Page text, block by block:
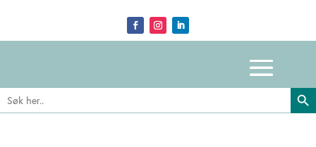
Search
for:
Search